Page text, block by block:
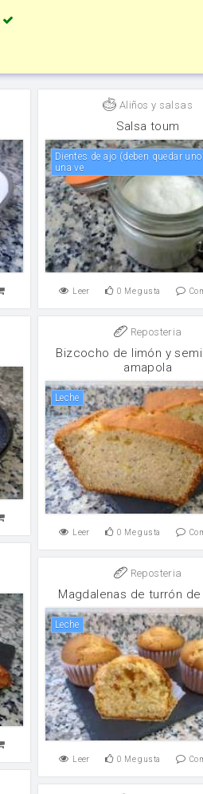
Aliños y salsas
Salsa toum
Dientes de ajo (deben quedar unos 25 30 gr.
una ve
Leer 0 Me gusta
Reposteria
Bizcocho de limón y
amapola
leche
Leer 0 Me gusta
Reposteria
Magdalenas de turrón de
leche
Leer 0 Me gusta